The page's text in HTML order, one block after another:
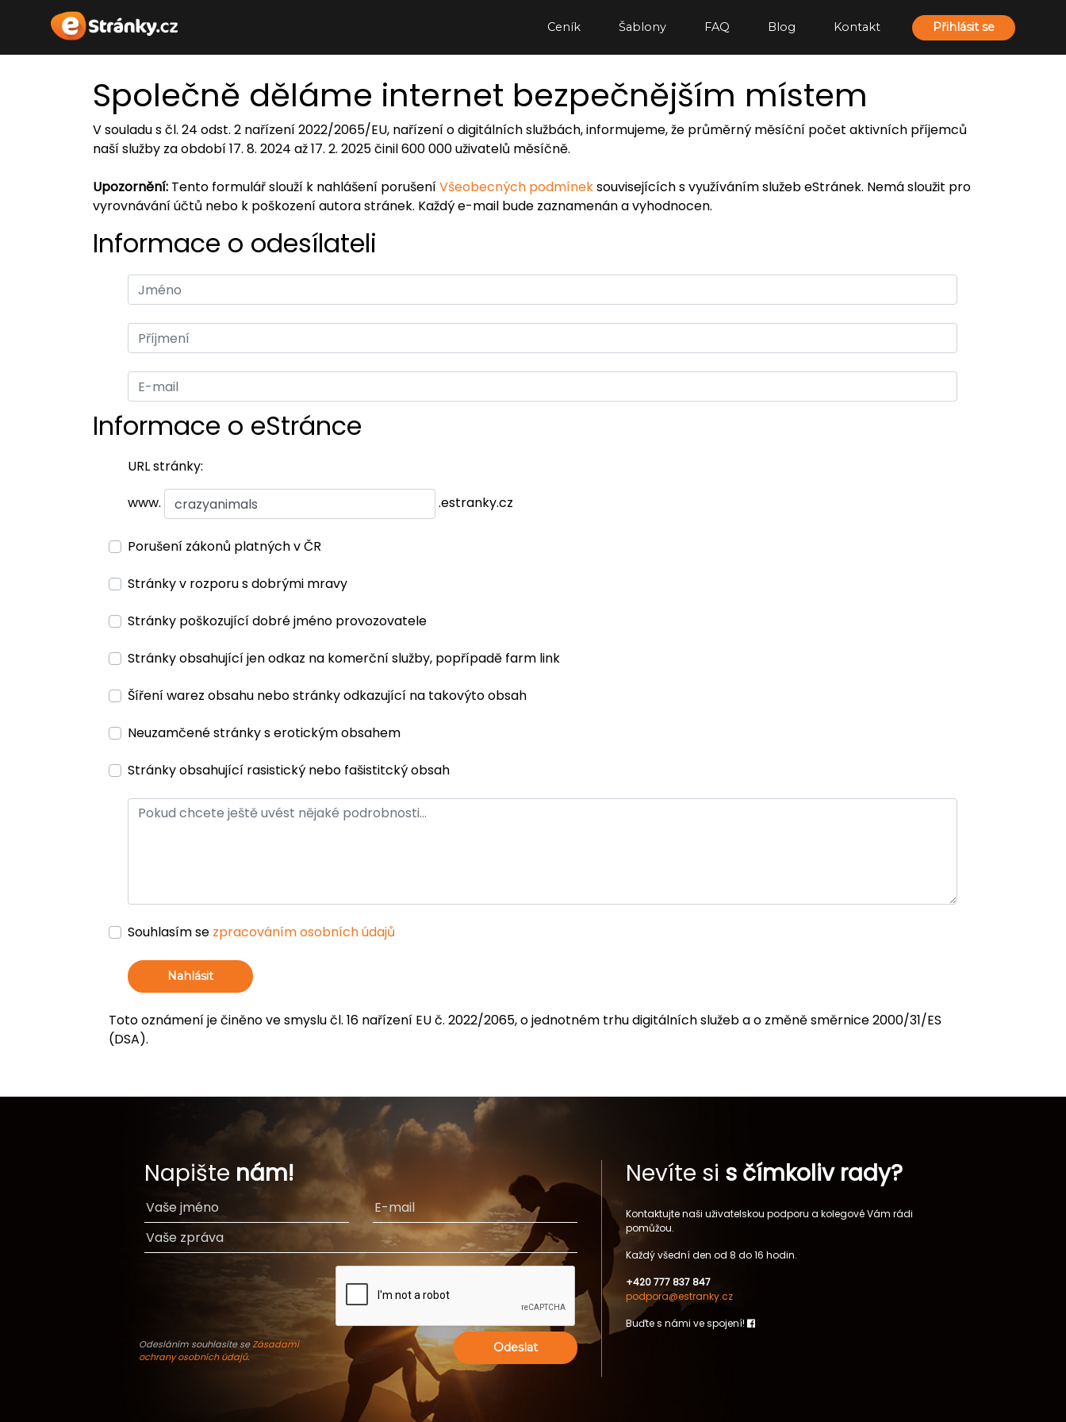
Ceník Šablony FAQ Blog Kontakt Přihlásit se
Společně děláme internet bezpečnějším místem
V souladu s čl. 24 odst. 2 nařízení 2022/2065/EU, nařízení o digitálních službách, informujeme, že průměrný měsíční počet aktivních příjemců
naší služby za období 17. 8. 2024 až 17. 2. 2025 činil 600 000 uživatelů měsíčně.
Upozornění: Tento formulář slouží k nahlášení porušeníVšeobecných podmíneksouvisejících s využíváním služeb eStránek. Nemá sloužit pro
vyrovnávání účtů nebo k poškození autora stránek. Každý e-mail bude zaznamenán a vyhodnocen.
Informace o odesílateli
Informace o eStránce
URL stránky:
www. .estranky.cz
Porušení zákonů platných v ČR
Stránky v rozporu s dobrými mravy
Stránky poškozující dobré jméno provozovatele
Stránky obsahující jen odkaz na komerční služby, popřípadě farm link
Šíření warez obsahu nebo stránky odkazující na takovýto obsah
Neuzamčené stránky s erotickým obsahem
Stránky obsahující rasistický nebo fašistitcký obsah
Souhlasím se zpracováním osobních údajů
Nahlásit
Toto oznámení je činěno ve smyslu čl. 16 nařízení EU č. 2022/2065, o jednotném trhu digitálních služeb a o změně směrnice 2000/31/ES
(DSA).
Napište nám!
Odesláním souhlasíte seZásadami
ochrany osobních údajů.
Odeslat
Nevíte si s čímkoliv rady?
Kontaktujte naši uživatelskou podporu a kolegové Vám rádi
pomůžou.
Každý všední den od 8 do 16 hodin.
+420 777 837 847
podpora@estranky.cz
Buďte s námi ve spojení!